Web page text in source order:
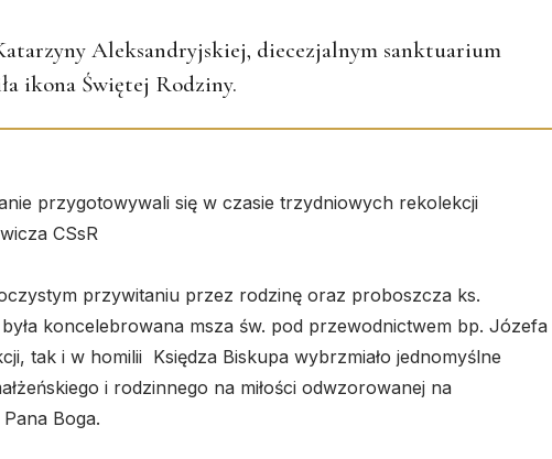
Aleksandryjskiej, diecezjalnym sanktuarium
ikona Świętej Rodziny.
przygotowywali się w czasie trzydniowych rekolekcji
CSsR
przywitaniu przez rodzinę oraz proboszcza ks.
koncelebrowana msza św. pod przewodnictwem bp. Józefa
tak i w homilii Księdza Biskupa wybrzmiało jednomyślne
i rodzinnego na miłości odwzorowanej na
Boga.